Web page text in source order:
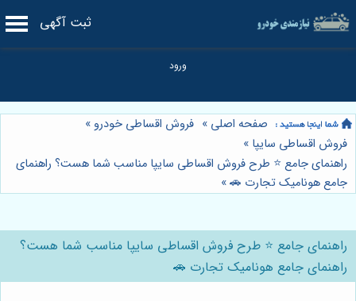
ثبت آگهی
صفحه اصلی » فروش اقساطی خودرو »
فروش اقساطی سایپا »
راهنمای جامع ⭐️ طرح فروش اقساطی سایپا مناسب شما هست؟ راهنمای
جامع هونامیک تجارت 🚗»
راهنمای جامع ⭐️ طرح فروش اقساطی سایپا مناسب شما هست؟
راهنمای جامع هونامیک تجارت 🚗